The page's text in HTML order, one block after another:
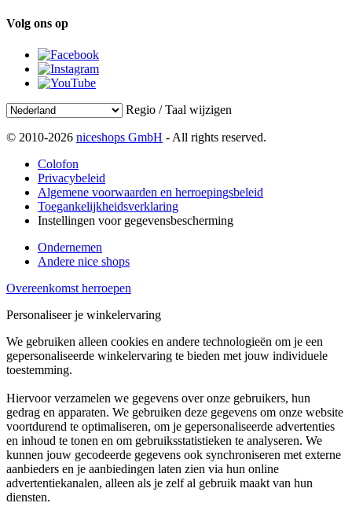
Volg ons op
Regio / Taal wijzigen
© 2010-2026 niceshops GmbH - All rights reserved.
Colofon
Privacybeleid
Algemene voorwaarden en herroepingsbeleid
Toegankelijkheidsverklaring
Instellingen voor gegevensbescherming
Ondernemen
Andere nice shops
Overeenkomst herroepen
Personaliseer je winkelervaring
We gebruiken alleen cookies en andere technologieën om je een
gepersonaliseerde winkelervaring te bieden met jouw individuele
toestemming.
Hiervoor verzamelen we gegevens over onze gebruikers, hun
gedrag en apparaten. We gebruiken deze gegevens om onze website
voortdurend te optimaliseren, om je gepersonaliseerde advertenties
en inhoud te tonen en om gebruiksstatistieken te analyseren. We
kunnen jouw gecodeerde gegevens ook synchroniseren met externe
aanbieders en je aanbiedingen laten zien via hun online
advertentiekanalen, alleen als je zelf al gebruik maakt van hun
diensten.